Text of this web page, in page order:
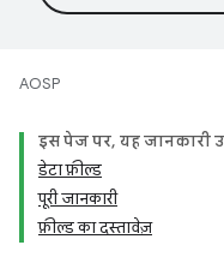
AOSP
इस पेज पर, यह जानकारी
डेटा फ़ील्ड
पूरी जानकारी
फ़ील्ड का दस्तावेज़